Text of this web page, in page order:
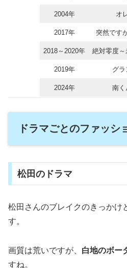
2004年 オ
2017年 突然です
2018～2020年 絶対零度～
2019年 グ
2024年 南く
ドラマごとのファッシ
松田のドラマ
松田さんのブレイクのきっかけ
す。
画質は荒いですが、 白地のボー
すね。